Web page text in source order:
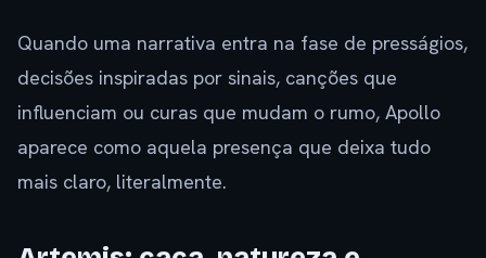
Quando uma narrativa entra na fase de presságios,
decisões inspiradas por sinais, canções que
influenciam ou curas que mudam o rumo, Apollo
aparece como aquela presença que deixa tudo
mais claro, literalmente.